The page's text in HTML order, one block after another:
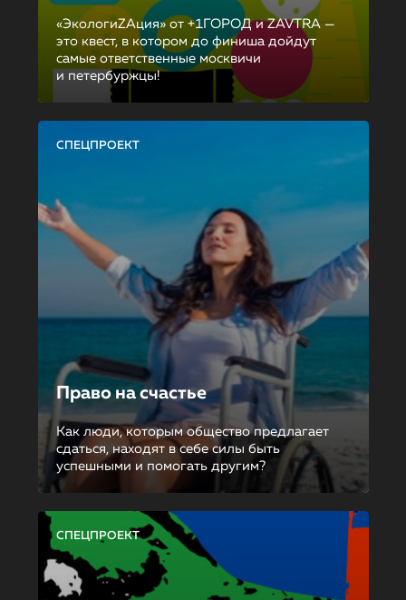
«ЭкологиZAция» от +1ГОРОД и ZAVTRA —
это квест, в котором до финиша дойдут
самые ответственные москвичи
и петербуржцы!
СПЕЦПРОЕКТ
Право на счастье
Как люди, которым общество предлагает
сдаться, находят в себе силы быть
успешными и помогать другим?
СПЕЦПРОЕКТ